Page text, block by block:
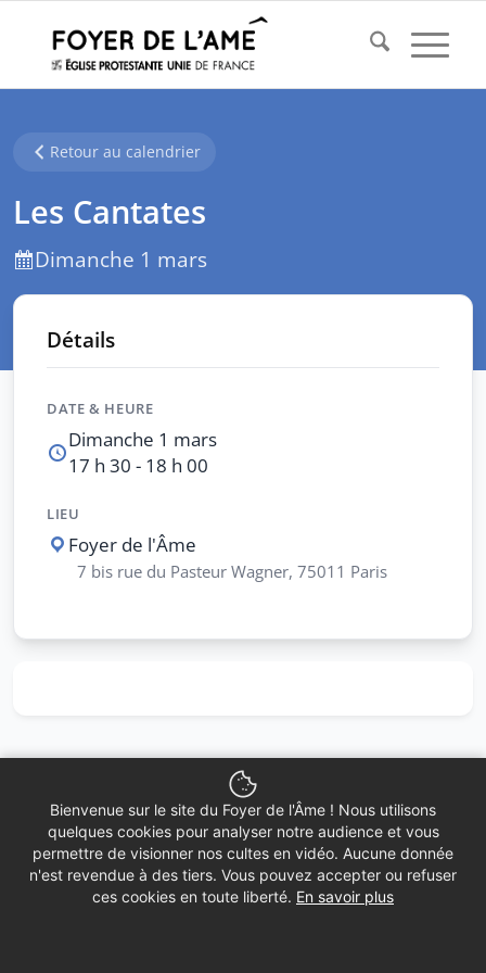
Retour au calendrier
Les Cantates
Dimanche 1 mars
Détails
DATE & HEURE
Dimanche 1 mars
17 h 30 - 18 h 00
LIEU
Foyer de l'Âme
7 bis rue du Pasteur Wagner, 75011 Paris
Bienvenue sur le site du Foyer de l'Âme ! Nous utilisons
quelques cookies pour analyser notre audience et vous
permettre de visionner nos cultes en vidéo. Aucune donnée
n'est revendue à des tiers. Vous pouvez accepter ou refuser
ces cookies en toute liberté. En savoir plus